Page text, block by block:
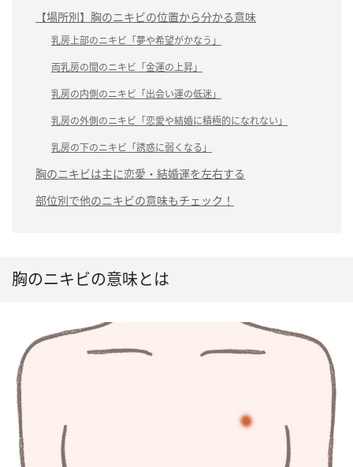
【場所別】胸のニキビの位置から分かる意味
乳房上部のニキビ「夢や希望がかなう」
両乳房の間のニキビ「金運の上昇」
乳房の内側のニキビ「出会い運の低迷」
乳房の外側のニキビ「恋愛や結婚に積極的になれない」
乳房の下のニキビ「誘惑に弱くなる」
胸のニキビは主に恋愛・結婚運を左右する
部位別で他のニキビの意味もチェック！
胸のニキビの意味とは